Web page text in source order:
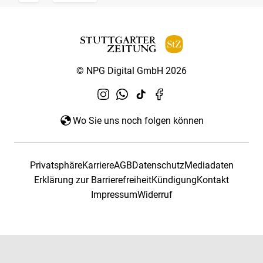
© NPG Digital GmbH 2026
Wo Sie uns noch folgen können
PrivatsphäreKarriereAGBDatenschutzMediadaten
Erklärung zur BarrierefreiheitKündigungKontakt
ImpressumWiderruf